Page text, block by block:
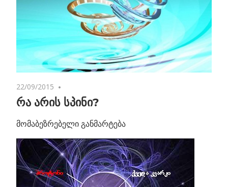
22/09/2015
რა არის სპინი?
მომაბეზრებელი განმარტება